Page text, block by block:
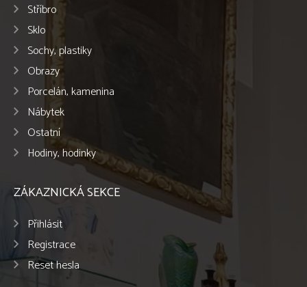
Stříbro
Sklo
Sochy, plastiky
Obrazy
Porcelán, kamenina
Nábytek
Ostatní
Hodiny, hodinky
ZÁKAZNICKÁ SEKCE
Přihlásit
Registrace
Reset hesla